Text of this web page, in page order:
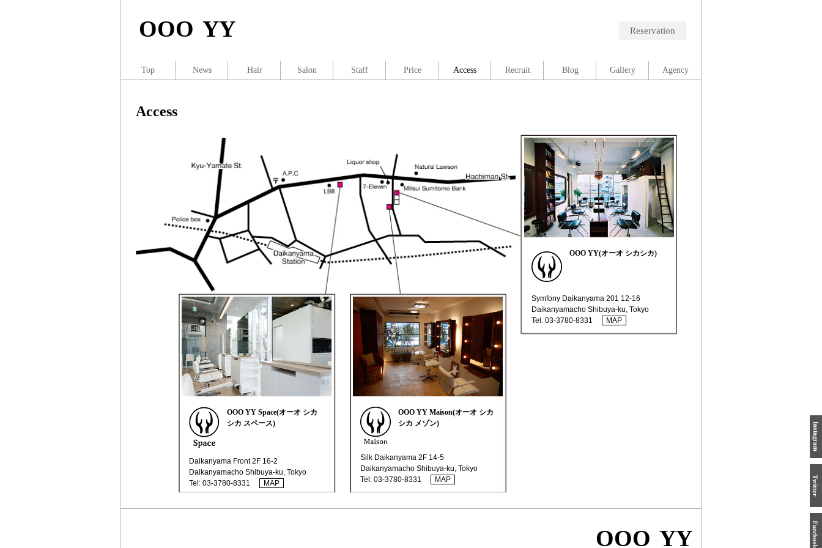
OOO YY Reservation
OOO YY(オーオ シカシカ)
Symfony Daikanyama 201 12-16
Daikanyamacho Shibuya-ku, Tokyo
Tel: 03-3780-8331 MAP
OOO YY Maison(オーオ シカ
シカ メゾン)
Silk Daikanyama 2F 14-5
Daikanyamacho Shibuya-ku, Tokyo
Tel: 03-3780-8331 MAP
OOO YY Space(オーオ シカ
シカ スペース)
Daikanyama Front 2F 16-2
Daikanyamacho Shibuya-ku, Tokyo
Tel: 03-3780-8331 MAP
Access
Top News Hair Salon Staff Price Access Recruit Blog Gallery Agency
OOO YY